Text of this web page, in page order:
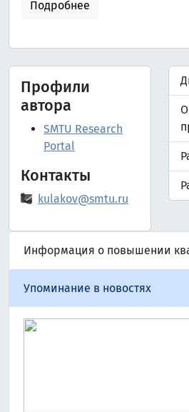
Подробнее
Профили
автора
SMTU Research
Portal
Контакты
kulakov@smtu.ru
Информация о повышении
Упоминание в новостях